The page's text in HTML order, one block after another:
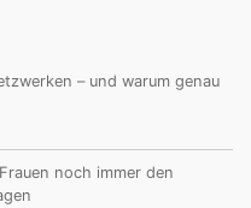
– und warum genau
noch immer den